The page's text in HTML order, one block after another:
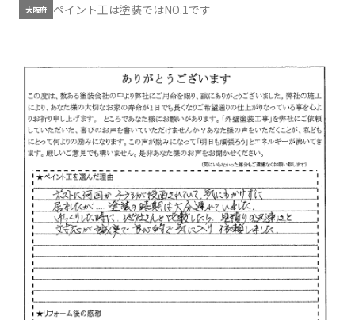
大阪府 ペイント王は塗装ではNO.1です